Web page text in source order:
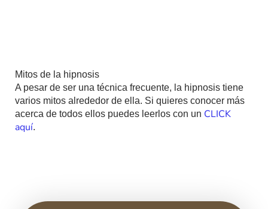
Mitos de la hipnosis
A pesar de ser una técnica frecuente, la hipnosis tiene
varios mitos alrededor de ella. Si quieres conocer más
acerca de todos ellos puedes leerlos con un CLICK
aquí.